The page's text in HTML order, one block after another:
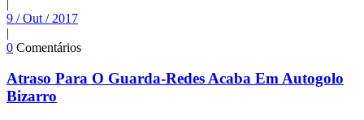
|
9 / Out / 2017
|
0 Comentários
Atraso Para O Guarda-Redes Acaba Em Autogolo
Bizarro